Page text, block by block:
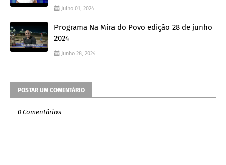
Julho 01, 2024
Programa Na Mira do Povo edição 28 de junho
2024
Junho 28, 2024
POSTAR UM COMENTÁRIO
0 Comentários